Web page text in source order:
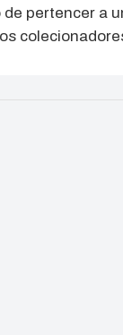
pertencer a